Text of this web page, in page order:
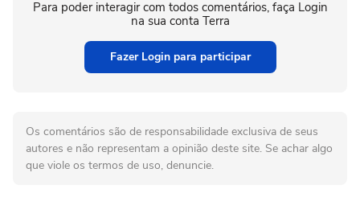
Para poder interagir com todos comentários, faça Login
na sua conta Terra
Fazer Login para participar
Os comentários são de responsabilidade exclusiva de seus
autores e não representam a opinião deste site. Se achar algo
que viole os termos de uso, denuncie.